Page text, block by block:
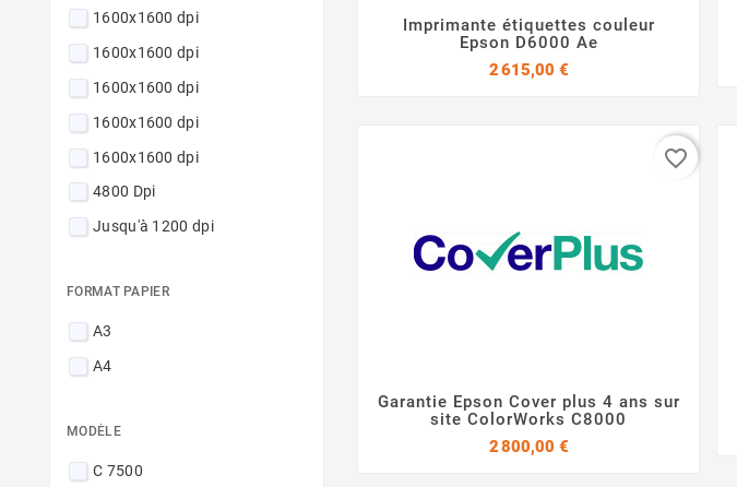
1600x1600 dpi
1600x1600 dpi
1600x1600 dpi
1600x1600 dpi
1600x1600 dpi
4800 Dpi
Jusqu'à 1200 dpi
FORMAT PAPIER
A3
A4
MODÈLE
C 7500
 
Imprimante étiquettes couleur
Epson D6000 Ae
2 615,00 €Prix
 
Garantie Epson Cover plus 4 ans sur
site ColorWorks C8000
2 800,00 €Prix
favorite_border